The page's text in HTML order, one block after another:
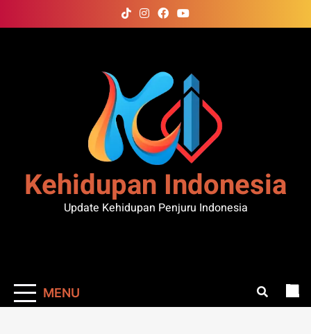
to
Kehidupan Indonesia
Update Kehidupan Penjuru Indonesia
MENU